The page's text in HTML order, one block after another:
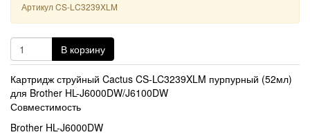
АртикулCS-LC3239XLM
В корзину
Картридж струйный Cactus CS-LC3239XLM пурпурный (52мл)
для Brother HL-J6000DW/J6100DW
Совместимость
Brother HL-J6000DW